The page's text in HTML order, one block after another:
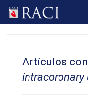
Artículos
intracoronary